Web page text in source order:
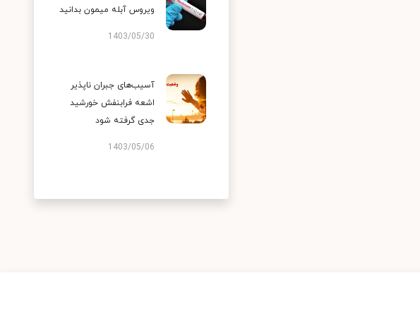
ویروس آبله میمون بدانید
1403/05/30
آسیب‌های جبران ناپذیر
اشعه فرابنفش خورشید
جدی گرفته شود
1403/05/06